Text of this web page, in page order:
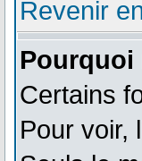
Revenir
Pourquoi
Certains
Pour voir,